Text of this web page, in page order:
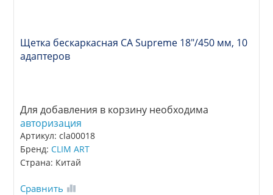
Щетка бескаркасная CA Supreme 18"/450 мм, 10
адаптеров
Для добавления в корзину необходима
авторизация
Артикул: cla00018
Бренд:CLIM ART
Страна: Китай
Сравнить